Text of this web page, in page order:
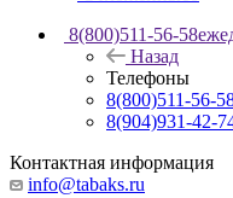
8(800)511-56-58
Назад
Телефоны
8(800)511-56-
8(904)931-42-
Контактная информация
info@tabaks.ru